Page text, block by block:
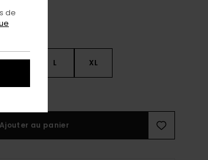
M L XL
Ajouter au panier
de